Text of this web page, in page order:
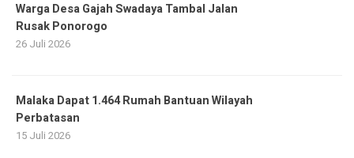
Warga Desa Gajah Swadaya Tambal Jalan
Rusak Ponorogo
26 Juli 2026
Malaka Dapat 1.464 Rumah Bantuan Wilayah
Perbatasan
15 Juli 2026